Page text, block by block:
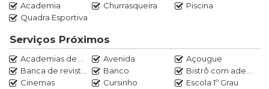
Marcos Rocha (21) 97020-0520
Academia Churrasqueira
Piscina
Quadra Esportiva
Serviços Próximos
Academias de ginástica Avenida
Açougue
Banca de revistas
Banco
Bistrô com adega
Cinemas
Cursinho
Escola 1º Grau